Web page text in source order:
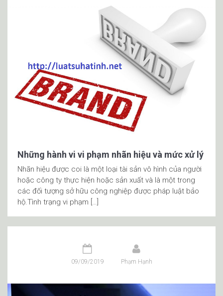
Những hành vi vi phạm nhãn hiệu và mức xử lý
Nhãn hiệu được coi là một loại tài sản vô hình của người
hoặc công ty thực hiện hoặc sản xuất và là một trong
các đối tượng sở hữu công nghiệp được pháp luật bảo
hộ.Tình trạng vi phạm […]
09/09/2019 Phạm Hạnh